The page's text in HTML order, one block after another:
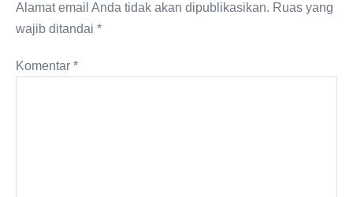
Alamat email Anda tidak akan dipublikasikan. Ruas yang
wajib ditandai *
Komentar *